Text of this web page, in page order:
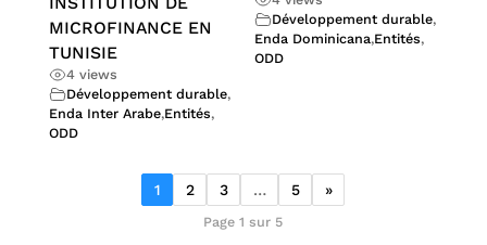
MICROFINANCE EN
TUNISIE
4 views
Développement durable,
Enda Inter Arabe,Entités,
ODD
Développement durable,
Enda Dominicana,Entités,
ODD
1 2 3 … 5 »
Page 1 sur 5